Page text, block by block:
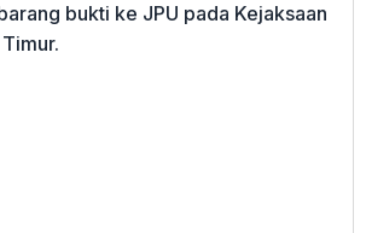
bukti ke JPU pada Kejaksaan